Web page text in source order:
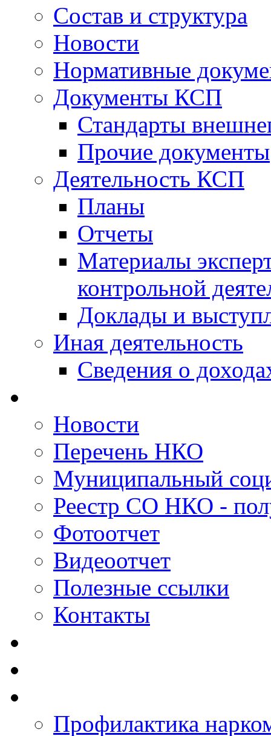
Состав и структура
Новости
Нормативные
Документы КСП
Стандарты
Прочие документы
Деятельность КСП
Планы
Отчеты
Материалы
контрольной
Доклады и
Иная деятельность
Сведения о
Новости
Перечень НКО
Муниципальный
Реестр СО НКО -
Фотоотчет
Видеоотчет
Полезные ссылки
Контакты
Профилактика